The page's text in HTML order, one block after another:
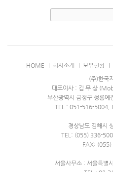
HOME 회사소개 보유현황
(주)한국
대표이사 : 김 무 상
부산광역시 금정구 청룡
TEL : 051-516-5004,
경상남도 김해시
TEL: (055) 336-
FAX:
서울사무소 : 서울특별